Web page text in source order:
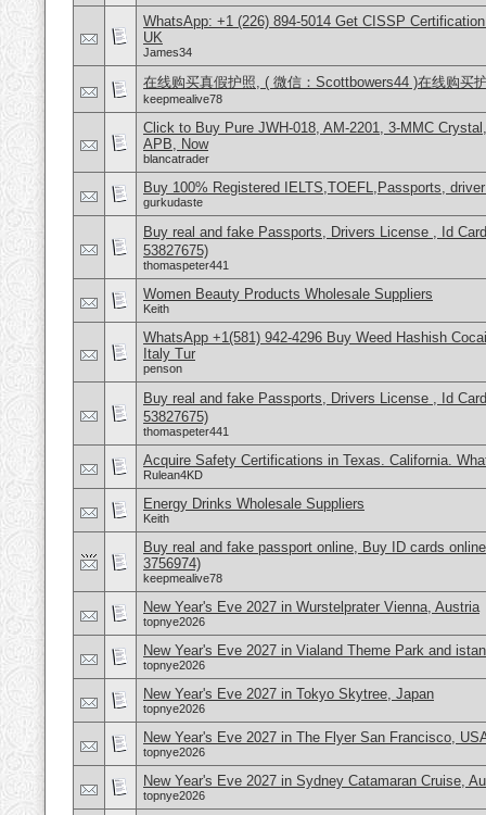
WhatsApp: +1 (226) 894-5014​ Get CISSP
UK
James34
在线购买真假护照, ( 微信：Scottbowers44 )在线购买
keepmealive78
Click to Buy Pure JWH-018, AM-2201, 3-MMC
APB, Now
blancatrader
Buy 100% Registered IELTS,TOEFL,Passports,
gurkudaste
Buy real and fake Passports, Drivers License , Id
53827675)
thomaspeter441
Women Beauty Products Wholesale Suppliers
Keith
WhatsApp +1(581) 942-4296 Buy Weed Hashish
Italy Tur
penson
Buy real and fake Passports, Drivers License , Id
53827675)
thomaspeter441
Acquire Safety Certifications in Texas. California.
Rulean4KD
Energy Drinks Wholesale Suppliers
Keith
Buy real and fake passport online, Buy ID cards
3756974)
keepmealive78
New Year's Eve 2027 in Wurstelprater Vienna, Austria
topnye2026
New Year's Eve 2027 in Vialand Theme Park and
topnye2026
New Year's Eve 2027 in Tokyo Skytree, Japan
topnye2026
New Year's Eve 2027 in The Flyer San Francisco,
topnye2026
New Year's Eve 2027 in Sydney Catamaran Cruise,
topnye2026